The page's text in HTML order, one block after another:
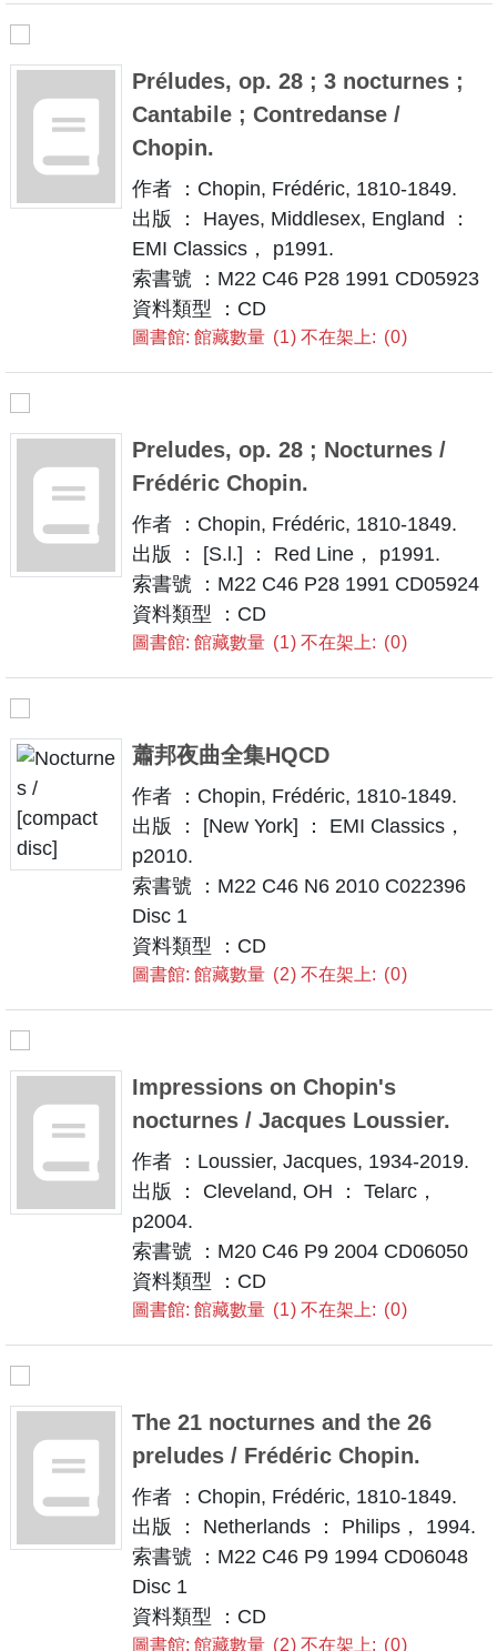
Préludes, op. 28 ; 3 nocturnes ;
Cantabile ; Contredanse /
Chopin.
作者 ：Chopin, Frédéric, 1810-1849.
出版 ： Hayes, Middlesex, England ：
EMI Classics， p1991.
索書號 ：M22 C46 P28 1991 CD05923
資料類型 ：CD
圖書館: 館藏數量 1 不在架上: 0
Preludes, op. 28 ; Nocturnes /
Frédéric Chopin.
作者 ：Chopin, Frédéric, 1810-1849.
出版 ： [S.l.] ： Red Line， p1991.
索書號 ：M22 C46 P28 1991 CD05924
資料類型 ：CD
圖書館: 館藏數量 1 不在架上: 0
蕭邦夜曲全集HQCD
作者 ：Chopin, Frédéric, 1810-1849.
出版 ： [New York] ： EMI Classics，
p2010.
索書號 ：M22 C46 N6 2010 C022396
Disc 1
資料類型 ：CD
圖書館: 館藏數量 2 不在架上: 0
Impressions on Chopin's
nocturnes / Jacques Loussier.
作者 ：Loussier, Jacques, 1934-2019.
出版 ： Cleveland, OH ： Telarc，
p2004.
索書號 ：M20 C46 P9 2004 CD06050
資料類型 ：CD
圖書館: 館藏數量 1 不在架上: 0
The 21 nocturnes and the 26
preludes / Frédéric Chopin.
作者 ：Chopin, Frédéric, 1810-1849.
出版 ： Netherlands ： Philips， 1994.
索書號 ：M22 C46 P9 1994 CD06048
Disc 1
資料類型 ：CD
圖書館: 館藏數量 2 不在架上: 0